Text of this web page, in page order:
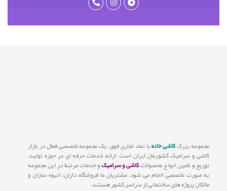
مجموعه بزرگکاشی خانهبا نماد تجاری فوق، یک مجموعه تخصصی فعال در بازار
کاشی و سرامیک کشورمان ایران است. ارائه خدمات حرفه ای در حوزه تولید،
توزیع و تامین انواع محصولاتکاشی و سرامیکو خدمات مرتبط در این مجموعه
به صورت تخصصی انجام می شود. مشتریان ما فروشگاه داران، انبوه سازان و
مالکان پروژه های ساختمانی از سراسر کشور هستند.